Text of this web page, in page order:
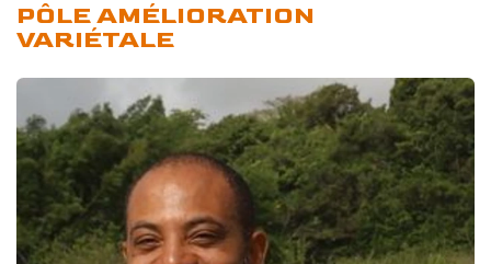
PÔLE AMÉLIORATION
VARIÉTALE